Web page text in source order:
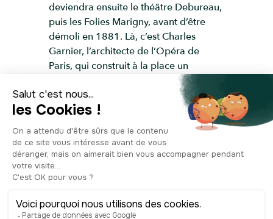
deviendra ensuite le théâtre Debureau,
puis les Folies Marigny, avant d’être
démoli en 1881. Là, c’est Charles
Garnier, l’architecte de l’Opéra de
Paris, qui construit à la place un
panorama, c’est à dire, une peinture à
360° , grandeur nature, donnant une
illusion de trompe-l’œil pour le
spectateur qui est transporté au milieu
de scènes historiques de la vie
parisienne. En 1894, il est une nouvelle
fois transformé en belle rotonde, par
l’architecte Edouard Niermans. Le
théâtre enchaine les productions à
succès. Aujourd’hui, le théâtre Marigny